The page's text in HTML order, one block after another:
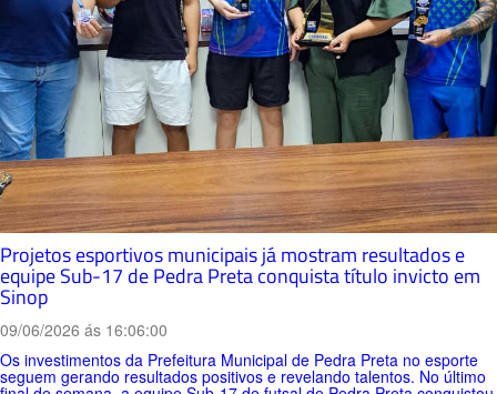
Projetos esportivos municipais já mostram resultados e
equipe Sub-17 de Pedra Preta conquista título invicto em
Sinop
09/06/2026 ás 16:06:00
Os investimentos da Prefeitura Municipal de Pedra Preta no esporte
seguem gerando resultados positivos e revelando talentos. No último